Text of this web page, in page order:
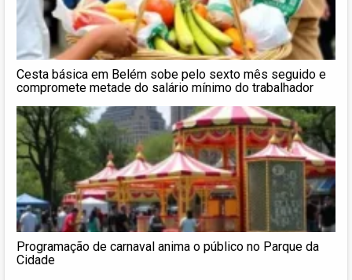
Cesta básica em Belém sobe pelo sexto mês seguido e
compromete metade do salário mínimo do trabalhador
Programação de carnaval anima o público no Parque da
Cidade